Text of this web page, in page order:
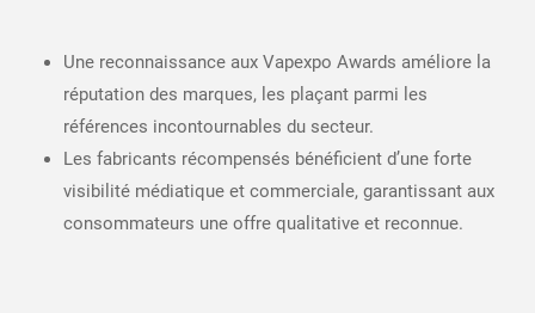
Une reconnaissance aux Vapexpo Awards améliore la
réputation des marques, les plaçant parmi les
références incontournables du secteur.
Les fabricants récompensés bénéficient d’une forte
visibilité médiatique et commerciale, garantissant aux
consommateurs une offre qualitative et reconnue.